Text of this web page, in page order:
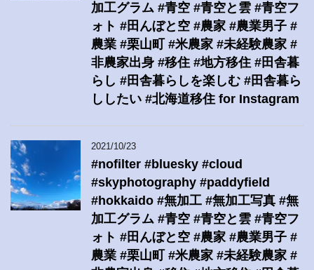
加工グラム #青空 #青空と雲 #青空フ
ォト #田んぼと空 #農家 #農業男子 #
農業 #栗山町 #米農家 #未経験農家 #
非農家出身 #移住 #地方移住 #田舎暮
らし #田舎暮らしを楽しむ #田舎暮ら
ししたい #北海道移住 for Instagram
2021/10/23
#nofilter #bluesky #cloud
#skyphotography #paddyfield
#hokkaido #無加工 #無加工写真 #無
加工グラム #青空 #青空と雲 #青空フ
ォト #田んぼと空 #農家 #農業男子 #
農業 #栗山町 #米農家 #未経験農家 #